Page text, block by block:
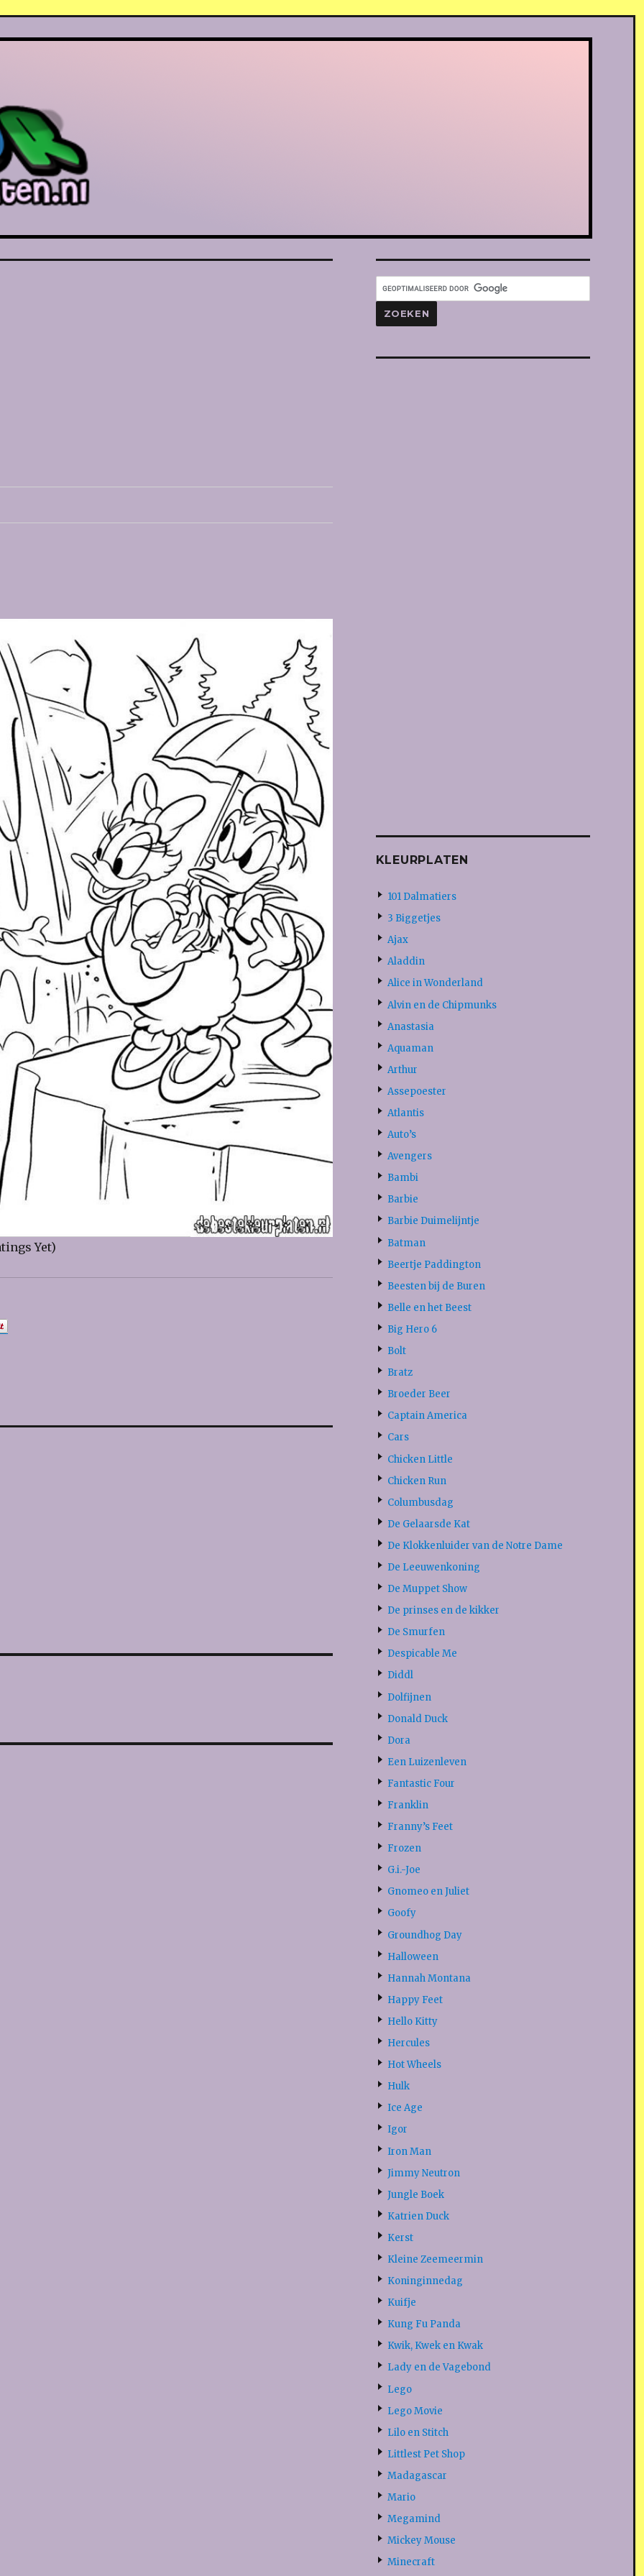
Yet)
KLEURPLATEN
101 Dalmatiers
3 Biggetjes
Ajax
Aladdin
Alice in Wonderland
Alvin en de Chipmunks
Anastasia
Aquaman
Arthur
Assepoester
Atlantis
Auto’s
Avengers
Bambi
Barbie
Barbie Duimelijntje
Batman
Beertje Paddington
Beesten bij de Buren
Belle en het Beest
Big Hero 6
Bolt
Bratz
Broeder Beer
Captain America
Cars
Chicken Little
Chicken Run
Columbusdag
De Gelaarsde Kat
De Klokkenluider van de Notre Dame
De Leeuwenkoning
De Muppet Show
De prinses en de kikker
De Smurfen
Despicable Me
Diddl
Dolfijnen
Donald Duck
Dora
Een Luizenleven
Fantastic Four
Franklin
Franny’s Feet
Frozen
G.i.-Joe
Gnomeo en Juliet
Goofy
Groundhog Day
Halloween
Hannah Montana
Happy Feet
Hello Kitty
Hercules
Hot Wheels
Hulk
Ice Age
Igor
Iron Man
Jimmy Neutron
Jungle Boek
Katrien Duck
Kerst
Kleine Zeemeermin
Koninginnedag
Kuifje
Kung Fu Panda
Kwik, Kwek en Kwak
Lady en de Vagebond
Lego
Lego Movie
Lilo en Stitch
Littlest Pet Shop
Madagascar
Mario
Megamind
Mickey Mouse
Minecraft